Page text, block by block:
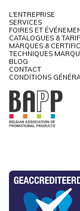
L'ENTREPRISE
SERVICES
FOIRES ET
CATALOGUES &
MARQUES &
TECHNIQUES
BLOG
CONTACT
CONDITIONS